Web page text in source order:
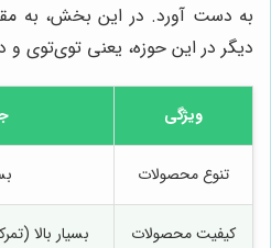
به دست آورد. در این بخش، به
دیگر در این حوزه، یعنی توی‌توی و
ویژگی
تنوع محصولات
کیفیت محصولات بسیار بالا